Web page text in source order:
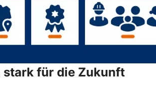
stark für die Zukunft